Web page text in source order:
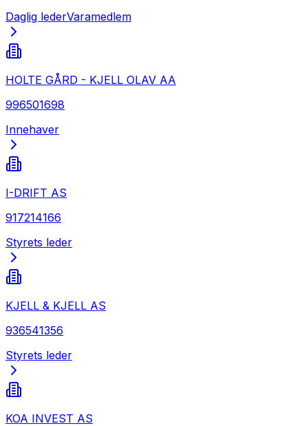
Daglig lederVaramedlem
HOLTE GÅRD - KJELL OLAV AA
996501698
Innehaver
I-DRIFT AS
917214166
Styrets leder
KJELL & KJELL AS
936541356
Styrets leder
KOA INVEST AS